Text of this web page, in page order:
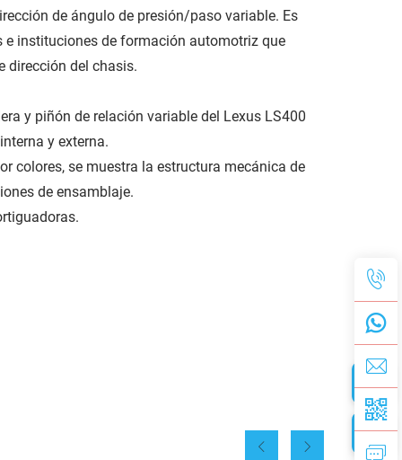
de ángulo de presión/paso variable. Es
instituciones de formación automotriz que
dirección del chasis.
y piñón de relación variable del Lexus LS400
y externa.
colores, se muestra la estructura mecánica de
de ensamblaje.